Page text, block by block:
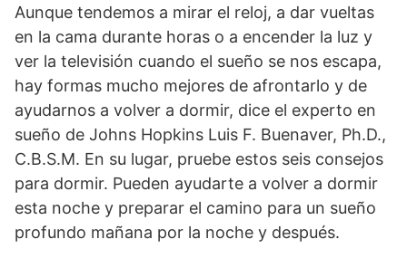
Aunque tendemos a mirar el reloj, a dar vueltas
en la cama durante horas o a encender la luz y
ver la televisión cuando el sueño se nos escapa,
hay formas mucho mejores de afrontarlo y de
ayudarnos a volver a dormir, dice el experto en
sueño de Johns Hopkins Luis F. Buenaver, Ph.D.,
C.B.S.M. En su lugar, pruebe estos seis consejos
para dormir. Pueden ayudarte a volver a dormir
esta noche y preparar el camino para un sueño
profundo mañana por la noche y después.